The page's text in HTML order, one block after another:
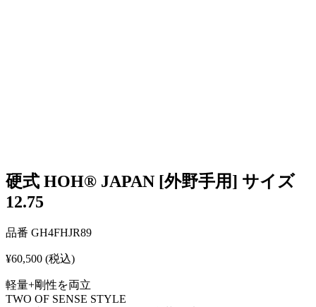
硬式 HOH® JAPAN [外野手用] サイズ
12.75
品番 GH4FHJR89
¥60,500 (税込)
軽量+剛性を両立
TWO OF SENSE STYLE